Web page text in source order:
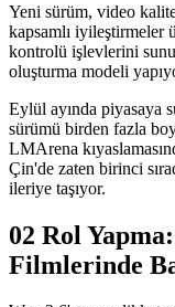
Yeni sürüm, video
kapsamlı iyileştirmeler
kontrolü işlevlerini
oluşturma modeli
Eylül ayında piyasaya
sürümü birden fazla
LMArena
Çin'de zaten birinci
ileriye taşıyor.
02 Rol
Filmlerinde